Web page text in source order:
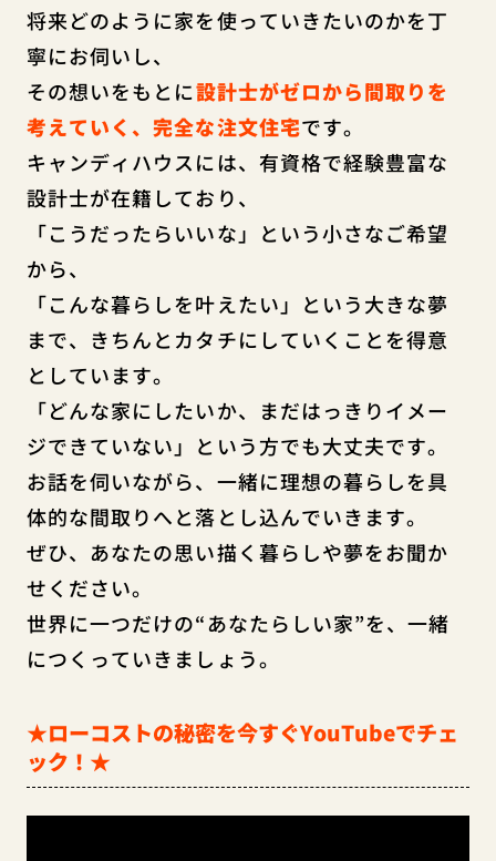
将来どのように家を使っていきたいのかを丁
寧にお伺いし、
その想いをもとに設計士がゼロから間取りを
考えていく、完全な注文住宅です。
キャンディハウスには、有資格で経験豊富な
設計士が在籍しており、
「こうだったらいいな」という小さなご希望
から、
「こんな暮らしを叶えたい」という大きな夢
まで、きちんとカタチにしていくことを得意
としています。
「どんな家にしたいか、まだはっきりイメー
ジできていない」という方でも大丈夫です。
お話を伺いながら、一緒に理想の暮らしを具
体的な間取りへと落とし込んでいきます。
ぜひ、あなたの思い描く暮らしや夢をお聞か
せください。
世界に一つだけの“あなたらしい家”を、一緒
につくっていきましょう。
★ローコストの秘密を今すぐYouTubeでチェ
ック！★